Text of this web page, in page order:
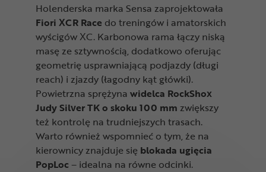
Holenderska marka Sensa zaprojektowała
Fiori XCR Race do treningów i amatorskich
wyścigów XC. Karbonowa rama łączy niską
masę ze sztywnością, dodatkowo oferując
geometrię usprawniającą podjazdy (długi
reach) i zjazdy (łagodny kąt główki).
Powietrzna sprężyna widelca RockShox
Judy Silver TK o skoku 100 mm zwiększy
też kontrolę na trudniejszych trasach.
Warto również wspomnieć o tym, że na
kierownicy znajduje się blokada ugięcia
PopLoc – idealna na równe odcinki.